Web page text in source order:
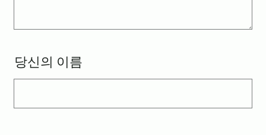
당신의 이름